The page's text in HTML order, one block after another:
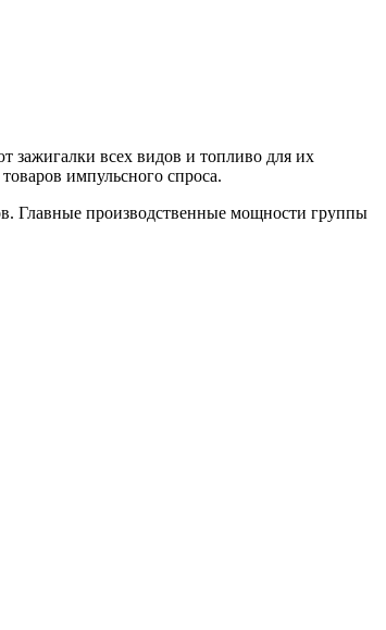
зажигалки всех видов и топливо для их
импульсного спроса.
Главные производственные мощности группы